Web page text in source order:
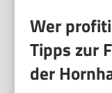
Wer
Tipps zur
der